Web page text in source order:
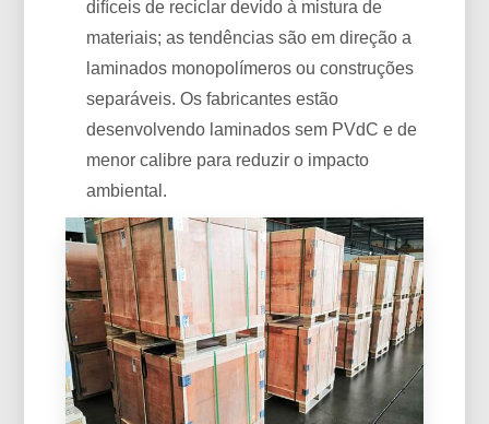
difíceis de reciclar devido à mistura de
materiais; as tendências são em direção a
laminados monopolímeros ou construções
separáveis. Os fabricantes estão
desenvolvendo laminados sem PVdC e de
menor calibre para reduzir o impacto
ambiental.